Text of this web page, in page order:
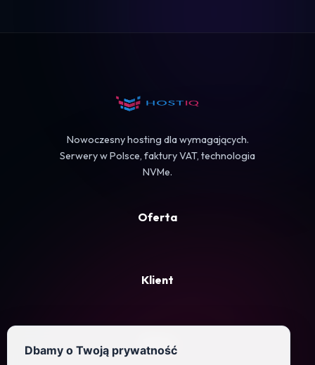
Nowoczesny hosting dla wymagających.
Serwery w Polsce, faktury VAT, technologia
NVMe.
Oferta
Klient
Firma
Dbamy o Twoją prywatność